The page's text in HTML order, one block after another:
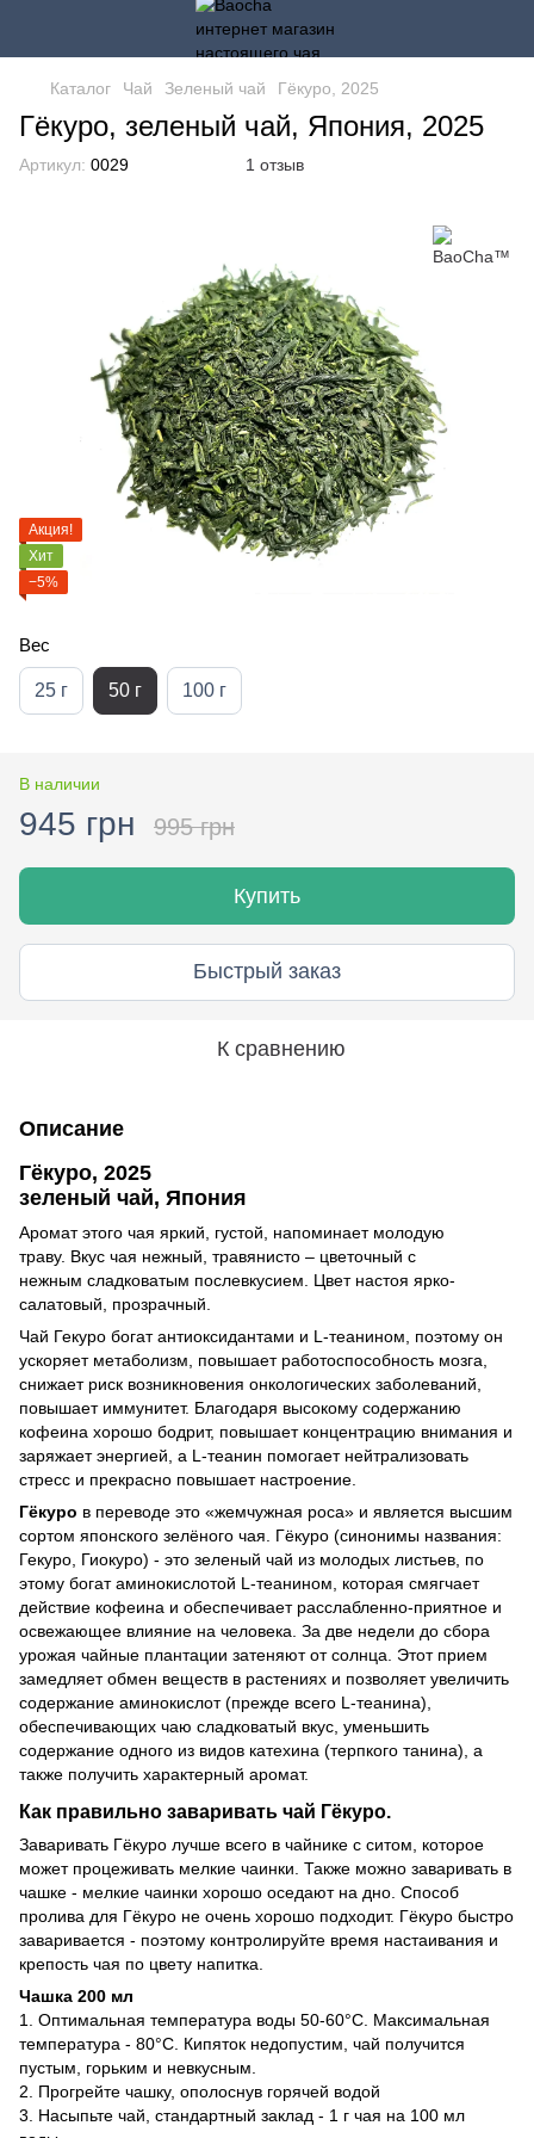
Каталог Чай Зеленый чай Гёкуро, 2025
Гёкуро, зеленый чай, Япония, 2025
Артикул: 0029 1 отзыв
Акция!
Хит
−5%
Вес
25 г 50 г 100 г
В наличии
945 грн 995 грн
Купить
Быстрый заказ
К сравнению
Описание
Гёкуро, 2025
зеленый чай, Япония
Аромат этого чая яркий, густой, напоминает молодую
траву. Вкус чая нежный, травянисто – цветочный с
нежным сладковатым послевкусием. Цвет настоя ярко-
салатовый, прозрачный.
Чай Гекуро богат антиоксидантами и L-теанином, поэтому он
ускоряет метаболизм, повышает работоспособность мозга,
снижает риск возникновения онкологических заболеваний,
повышает иммунитет. Благодаря высокому содержанию
кофеина хорошо бодрит, повышает концентрацию внимания и
заряжает энергией, а L-теанин помогает нейтрализовать
стресс и прекрасно повышает настроение.
Гёкуро в переводе это «жемчужная роса» и является высшим
сортом японского зелёного чая. Гёкуро (синонимы названия:
Гекуро, Гиокуро) - это зеленый чай из молодых листьев, по
этому богат аминокислотой L-теанином, которая смягчает
действие кофеина и обеспечивает расслабленно-приятное и
освежающее влияние на человека. За две недели до сбора
урожая чайные плантации затеняют от солнца. Этот прием
замедляет обмен веществ в растениях и позволяет увеличить
содержание аминокислот (прежде всего L-теанина),
обеспечивающих чаю сладковатый вкус, уменьшить
содержание одного из видов катехина (терпкого танина), а
также получить характерный аромат.
Как правильно заваривать чай Гёкуро.
Заваривать Гёкуро лучше всего в чайнике с ситом, которое
может процеживать мелкие чаинки. Также можно заваривать в
чашке - мелкие чаинки хорошо оседают на дно. Способ
пролива для Гёкуро не очень хорошо подходит. Гёкуро быстро
заваривается - поэтому контролируйте время настаивания и
крепость чая по цвету напитка.
Чашка 200 мл
1. Оптимальная температура воды 50-60°С. Максимальная
температура - 80°С. Кипяток недопустим, чай получится
пустым, горьким и невкусным.
2. Прогрейте чашку, ополоснув горячей водой
3. Насыпьте чай, стандартный заклад - 1 г чая на 100 мл